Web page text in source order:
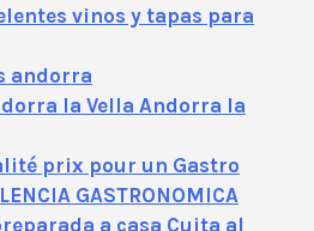
vinos y tapas para
andorra
la Vella Andorra la
prix pour un Gastro
GASTRONOMICA
a casa Cuita al